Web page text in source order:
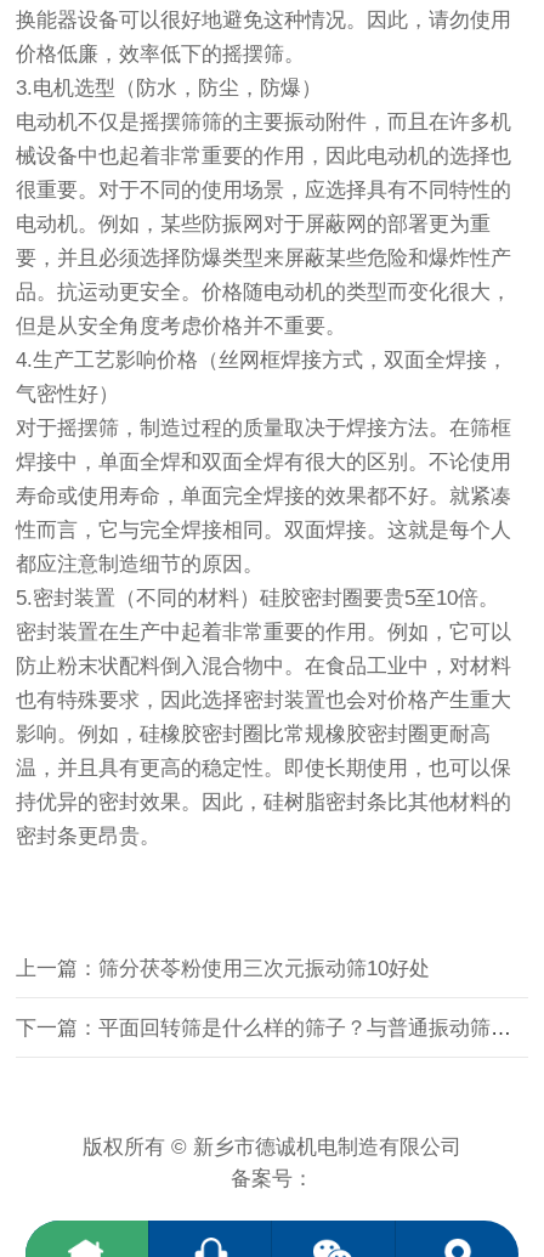
换能器设备可以很好地避免这种情况。因此，请勿使用
价格低廉，效率低下的摇摆筛。
3.电机选型（防水，防尘，防爆）
电动机不仅是摇摆筛筛的主要振动附件，而且在许多机
械设备中也起着非常重要的作用，因此电动机的选择也
很重要。对于不同的使用场景，应选择具有不同特性的
电动机。例如，某些防振网对于屏蔽网的部署更为重
要，并且必须选择防爆类型来屏蔽某些危险和爆炸性产
品。抗运动更安全。价格随电动机的类型而变化很大，
但是从安全角度考虑价格并不重要。
4.生产工艺影响价格（丝网框焊接方式，双面全焊接，
气密性好）
对于摇摆筛，制造过程的质量取决于焊接方法。在筛框
焊接中，单面全焊和双面全焊有很大的区别。不论使用
寿命或使用寿命，单面完全焊接的效果都不好。就紧凑
性而言，它与完全焊接相同。双面焊接。这就是每个人
都应注意制造细节的原因。
5.密封装置（不同的材料）硅胶密封圈要贵5至10倍。
密封装置在生产中起着非常重要的作用。例如，它可以
防止粉末状配料倒入混合物中。在食品工业中，对材料
也有特殊要求，因此选择密封装置也会对价格产生重大
影响。例如，硅橡胶密封圈比常规橡胶密封圈更耐高
温，并且具有更高的稳定性。即使长期使用，也可以保
持优异的密封效果。因此，硅树脂密封条比其他材料的
密封条更昂贵。
上一篇：筛分茯苓粉使用三次元振动筛10好处
下一篇：平面回转筛是什么样的筛子？与普通振动筛区别？
版权所有 © 新乡市德诚机电制造有限公司
备案号：